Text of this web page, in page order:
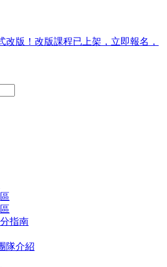
改版！改版課程已上架，立即報名，
指南
隊介紹